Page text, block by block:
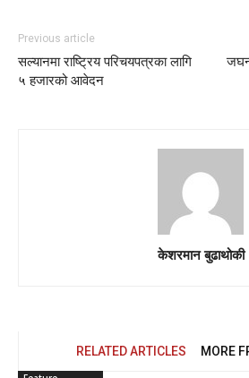
Previous article
सल्यानमा राष्ट्रिय परिचयपत्रका लागि
५ हजारको आवेदन
केशरमान बुढाथोकी
RELATED ARTICLES MORE